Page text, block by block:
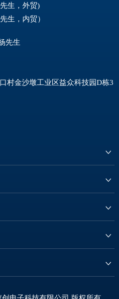
生，外贸)
生，内贸）
先生
村金沙墩工业区益众科技园D栋3